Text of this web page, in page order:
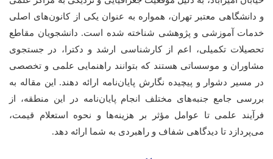
و دانشگاهی معتبر تهران، همواره به عنوان یکی از کانون‌های اصلی
خدمات آموزشی و پژوهشی شناخته شده است. دانشجویان مقاطع
تحصیلات تکمیلی، اعم از کارشناسی ارشد و دکترا، در جستجوی
مشاوران و موسساتی هستند که بتوانند راهنمایی علمی و تخصصی
در مسیر دشوار و پیچیده نگارش پایان‌نامه ارائه دهند. این مقاله به
بررسی جامع جنبه‌های مختلف انجام پایان‌نامه در این منطقه، از
فرآیند علمی تا عوامل مؤثر بر هزینه‌ها و نحوه استعلام قیمت،
می‌پردازد تا دیدگاهی شفاف و راهبردی به شما ارائه دهد.